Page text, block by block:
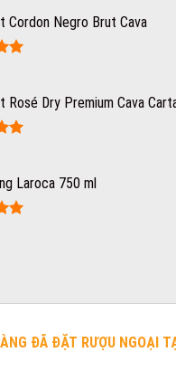
Cordon Negro Brut Cava
Rosé Dry Premium Cava
Laroca 750 ml
ĐÃ ĐẶT RƯỢU NGOẠI